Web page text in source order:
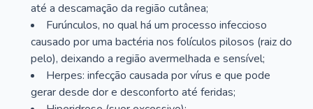
até a descamação da região cutânea;
Furúnculos, no qual há um processo infeccioso
causado por uma bactéria nos folículos pilosos (raiz do
pelo), deixando a região avermelhada e sensível;
Herpes: infecção causada por vírus e que pode
gerar desde dor e desconforto até feridas;